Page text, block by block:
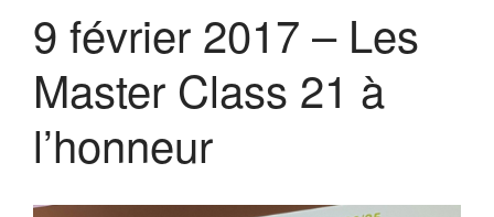
9 février 2017 – Les
Master Class 21 à
l’honneur